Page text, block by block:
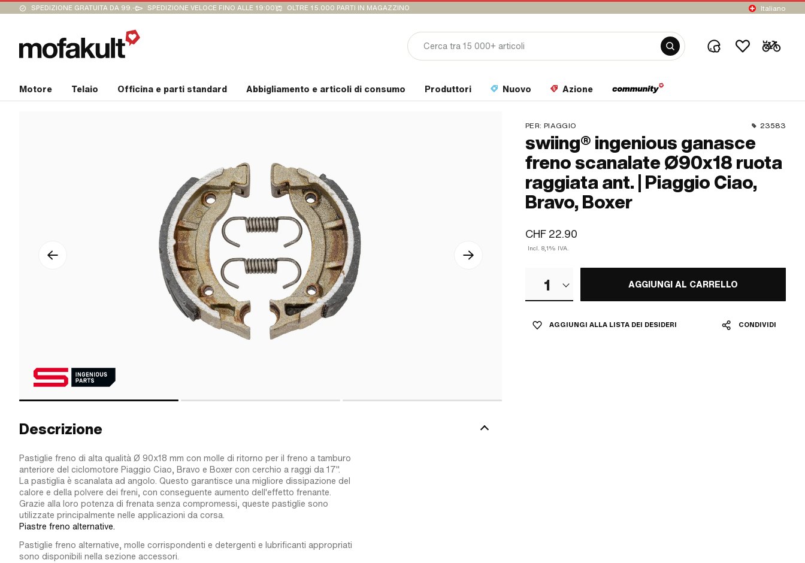
SPEDIZIONE GRATUITA DA 99.- SPEDIZIONE VELOCE FINO ALLE 19:00 OLTRE 15.000 PARTI IN MAGAZZINO Italiano
Motore Telaio Officina e parti standard Abbigliamento e articoli di consumo Produttori Nuovo Azione
PER: PIAGGIO 23583
swiing® ingenious ganasce
freno scanalate Ø90x18 ruota
raggiata ant. | Piaggio Ciao,
Bravo, Boxer
CHF 22.90
Incl. 8,1% IVA.
1 AGGIUNGI AL CARRELLO
AGGIUNGI ALLA LISTA DEI DESIDERI CONDIVIDI
Descrizione
Pastiglie freno di alta qualità Ø 90x18 mm con molle di ritorno per il freno a tamburo
anteriore del ciclomotore Piaggio Ciao, Bravo e Boxer con cerchio a raggi da 17".
La pastiglia è scanalata ad angolo. Questo garantisce una migliore dissipazione del
calore e della polvere dei freni, con conseguente aumento dell'effetto frenante.
Grazie alla loro potenza di frenata senza compromessi, queste pastiglie sono
utilizzate principalmente nelle applicazioni da corsa.
Piastre freno alternative.
Pastiglie freno alternative, molle corrispondenti e detergenti e lubrificanti appropriati
sono disponibili nella sezione accessori.